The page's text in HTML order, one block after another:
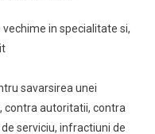
in specialitate si,
savarsirea unei
contra autoritatii, contra
serviciu, infractiuni de